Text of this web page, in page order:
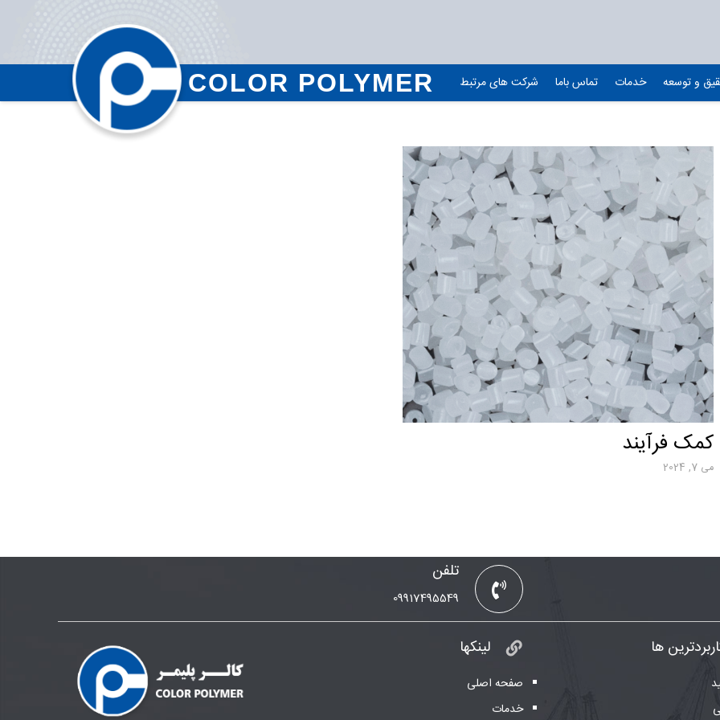
و توسعه خدمات تماس باما شرکت های مرتبط COLOR POLYMER
کمک فرآیند
می 7, 2024
تلفن
09917495549
ها لینکها
صفحه اصلی
خدمات